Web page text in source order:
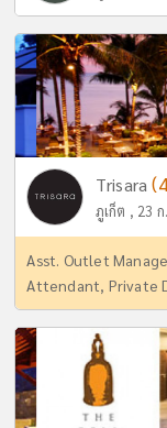
Trisara
ภูเก็ต , 23
Asst. Outlet
Attendant, Private